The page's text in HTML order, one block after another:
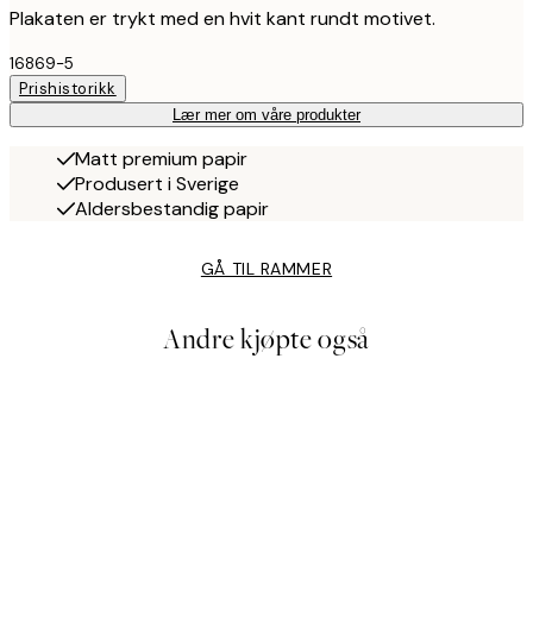
Plakaten er trykt med en hvit kant rundt motivet.
16869-5
Prishistorikk
Lær mer om våre produkter
Matt premium papir
Produsert i Sverige
Aldersbestandig papir
GÅ TIL RAMMER
Andre kjøpte også